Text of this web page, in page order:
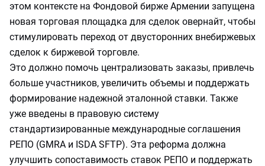
этом контексте на Фондовой бирже Армении запущена
новая торговая площадка для сделок овернайт, чтобы
стимулировать переход от двусторонних внебиржевых
сделок к биржевой торговле.
Это должно помочь централизовать заказы, привлечь
больше участников, увеличить объемы и поддержать
формирование надежной эталонной ставки. Также
уже введены в правовую систему
стандартизированные международные соглашения
РЕПО (GMRA и ISDA SFTP). Эта реформа должна
улучшить сопоставимость ставок РЕПО и поддержать